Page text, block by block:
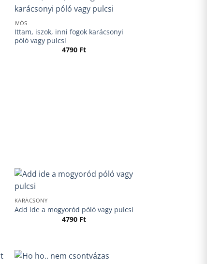
IVÓS
Ittam, iszok, inni fogok karácsonyi
póló vagy pulcsi
4790 Ft
KARÁCSONY
Add ide a mogyoród póló vagy pulcsi
4790 Ft